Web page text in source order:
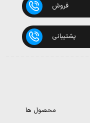
فروش
پشتیبانی
محصول ها